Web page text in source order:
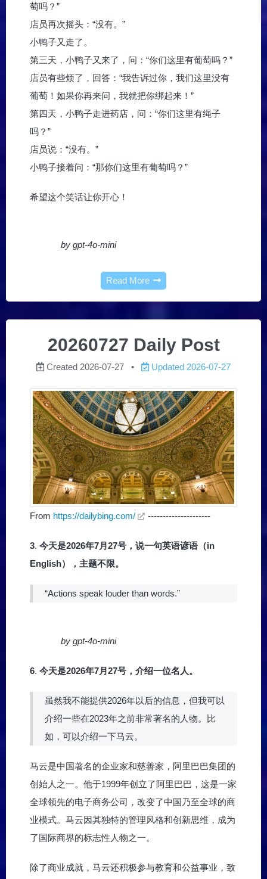
萄吗？”
店员再次摇头：“没有。”
小鸭子又走了。
第三天，小鸭子又来了，问：“你们这里有葡萄吗？”
店员有些烦了，回答：“我告诉过你，我们这里没有
葡萄！如果你再来问，我就把你绑起来！”
第四天，小鸭子走进药店，问：“你们这里有绳子
吗？”
店员说：“没有。”
小鸭子接着问：“那你们这里有葡萄吗？”
希望这个笑话让你开心！
by gpt-4o-mini
Read More
20260727 Daily Post
Created 2026-07-27 Updated 2026-07-27
From https://dailybing.com/ ---------------------
3. 今天是2026年7月27号，说一句英语谚语（in
English），主题不限。
“Actions speak louder than words.”
by gpt-4o-mini
6. 今天是2026年7月27号，介绍一位名人。
虽然我不能提供2026年以后的信息，但我可以
介绍一些在2023年之前非常著名的人物。比
如，可以介绍一下马云。
马云是中国著名的企业家和慈善家，阿里巴巴集团的
创始人之一。他于1999年创立了阿里巴巴，这是一家
全球领先的电子商务公司，改变了中国乃至全球的商
业模式。马云因其独特的管理风格和创新思维，成为
了国际商界的标志性人物之一。
除了商业成就，马云还积极参与教育和公益事业，致